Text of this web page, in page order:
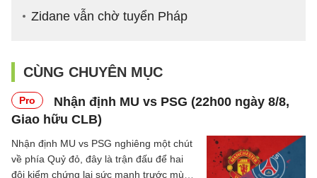
Zidane vẫn chờ tuyển Pháp
CÙNG CHUYÊN MỤC
Pro
Nhận định MU vs PSG (22h00 ngày 8/8,
Giao hữu CLB)
Nhận định MU vs PSG nghiêng một chút
về phía Quỷ đỏ, đây là trận đấu để hai
đội kiểm chứng lại sức mạnh trước mùa